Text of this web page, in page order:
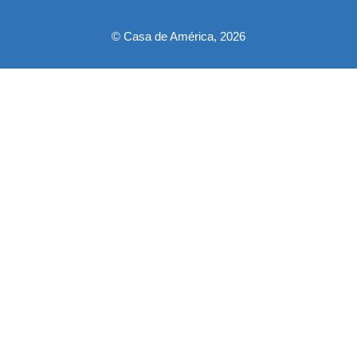
© Casa de América, 2026